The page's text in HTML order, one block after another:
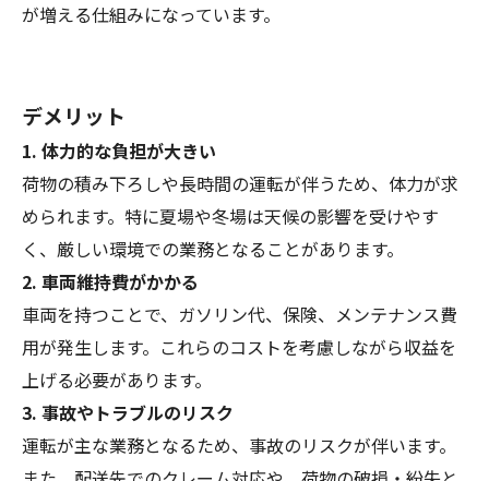
が増える仕組みになっています。
デメリット
1. 体力的な負担が大きい
荷物の積み下ろしや長時間の運転が伴うため、体力が求
められます。特に夏場や冬場は天候の影響を受けやす
く、厳しい環境での業務となることがあります。
2. 車両維持費がかかる
車両を持つことで、ガソリン代、保険、メンテナンス費
用が発生します。これらのコストを考慮しながら収益を
上げる必要があります。
3. 事故やトラブルのリスク
運転が主な業務となるため、事故のリスクが伴います。